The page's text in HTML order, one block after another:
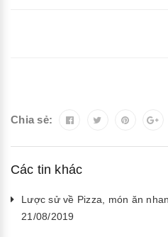
Chia sẻ:
Các tin khác
Lược sử về Pizza, món ăn
21/08/2019